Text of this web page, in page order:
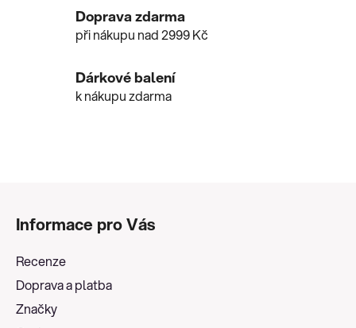
v
k
Doprava zdarma
při nákupu nad 2999 Kč
Dárkové balení
k nákupu zdarma
Informace pro Vás
Recenze
Doprava a platba
Značky